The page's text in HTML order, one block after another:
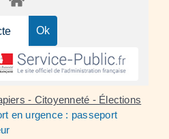
- Citoyenneté - Élections
en urgence : passeport